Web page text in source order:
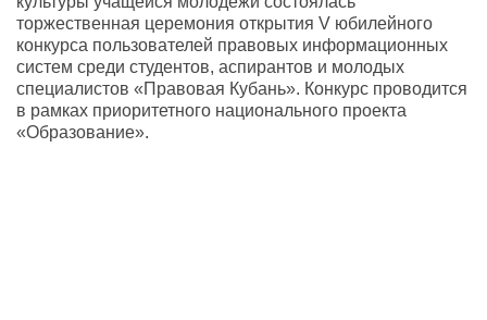
торжественная церемония открытия V юбилейного
конкурса пользователей правовых информационных
систем среди студентов, аспирантов и молодых
специалистов «Правовая Кубань». Конкурс проводится
в рамках приоритетного национального проекта
«Образование».